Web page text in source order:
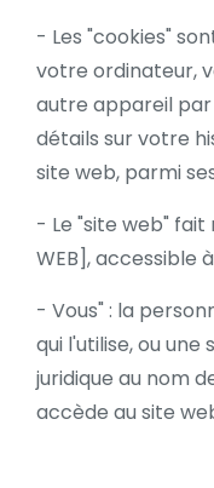
- Les "cookies"
votre ordinateur,
autre appareil
détails sur votre
site web, parmi
- Le "site web" fait
WEB], accessible
- Vous" : la
qui l'utilise, ou
juridique au nom
accède au site